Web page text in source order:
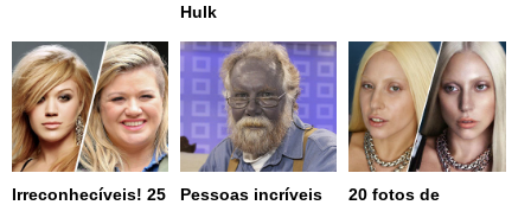
Hulk
Irreconhecíveis! 25
Pessoas incríveis
20 fotos de